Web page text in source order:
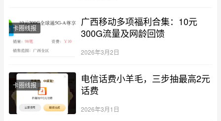
卡圈线报
广西移动多项福利合集：10元
300G流量及网龄回馈
2026年3月2日
卡圈线报
电信话费小羊毛，三步抽最高2元
话费
2026年3月1日